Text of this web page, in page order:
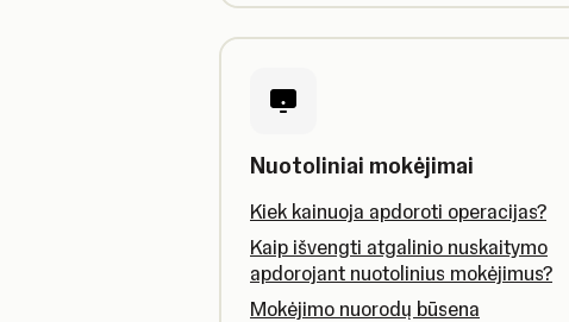
Nuotoliniai mokėjimai
Kiek kainuoja apdoroti operacijas?
Kaip išvengti atgalinio nuskaitymo
apdorojant nuotolinius mokėjimus?
Mokėjimo nuorodų būsena